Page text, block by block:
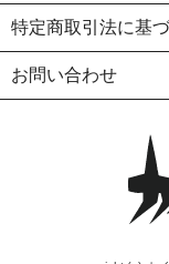
特定商取引法に基
お問い合わせ